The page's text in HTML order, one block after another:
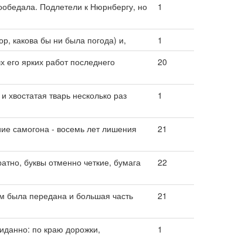
Подлетели к Нюрнбергу, но
1
какова бы ни была погода) и,
1
его ярких работ последнего
20
хвостатая тварь несколько раз
1
самогона - восемь лет лишения
21
буквы отменно четкие, бумага
22
была передана и большая часть
21
по краю дорожки,
1